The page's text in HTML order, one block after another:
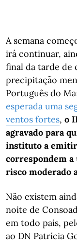
A semana
irá continuar,
final da tarde de
precipitação
Português do
esperada uma
ventos fortes, o
agravado para
instituto a emitir
correspondem a
risco moderado
Não existem
noite de
em todo país,
ao DN Patrícia